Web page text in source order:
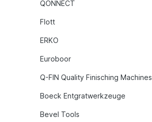
QONNECT
Flott
ERKO
Euroboor
Q-FIN Quality Finisching Machines
Boeck Entgratwerkzeuge
Bevel Tools